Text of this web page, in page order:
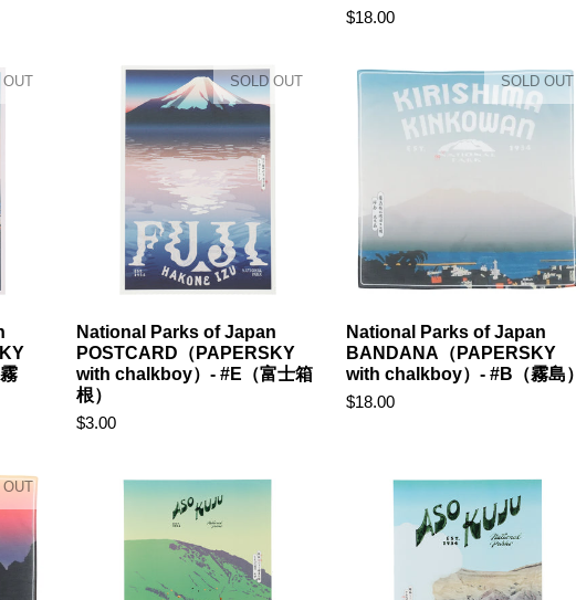
$18.00
OUT
National Parks of Japan
POSTCARD（PAPERSKY
with chalkboy）- #E（富士箱
根）
$3.00
SOLD OUT
National Parks of Japan
BANDANA（PAPERSKY
with chalkboy）- #B（霧島）
$18.00
SOLD OUT